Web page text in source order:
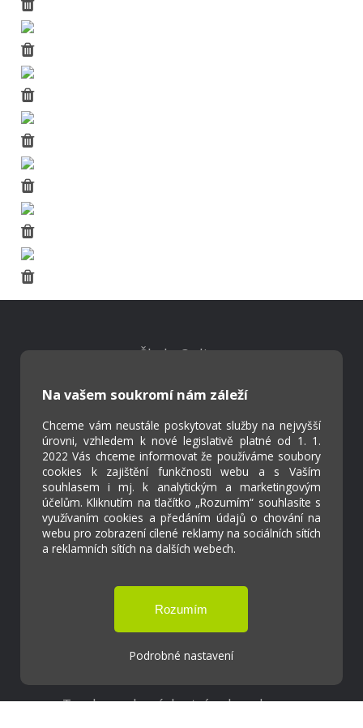
Na vašem soukromí nám záleží
Chceme vám neustále poskytovat služby na nejvyšší
úrovni, vzhledem k nové legislativě platné od 1. 1.
2022 Vás chceme informovat že používáme soubory
cookies k zajištění funkčnosti webu a s Vaším
souhlasem i mj. k analytickým a marketingovým
účelům. Kliknutím na tlačítko „Rozumím“ souhlasíte s
využívaním cookies a předáním údajů o chování na
webu pro zobrazení cílené reklamy na sociálních sítích
a reklamních sítích na dalších webech.
Podrobné nastavení
Škola Online
Kontakty
Projekty
Virtuální prohlídka
Cookies
Přístupnost
Přihlášení
Lhota
Tvorba webových stránek weboa.cz